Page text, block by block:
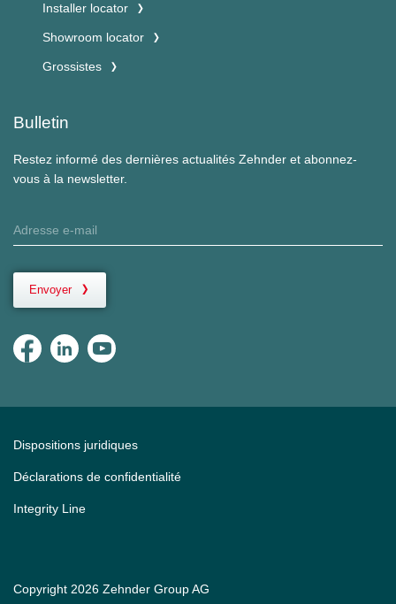
Installer locator
Showroom locator
Grossistes
Bulletin
Restez informé des dernières actualités Zehnder et abonnez-
vous à la newsletter.
Envoyer
Copyright 2026 Zehnder Group AG
Dispositions juridiques
Déclarations de confidentialité
Integrity Line